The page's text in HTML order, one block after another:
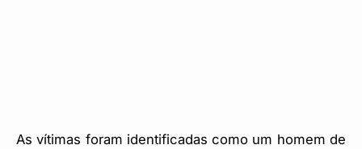
As vítimas foram identificadas como um homem de